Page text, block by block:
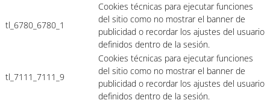
tl_6780_6780_1
Cookies técnicas para ejecutar funciones
del sitio como no mostrar el banner de
publicidad o recordar los ajustes del usuario
definidos dentro de la sesión.
tl_7111_7111_9
Cookies técnicas para ejecutar funciones
del sitio como no mostrar el banner de
publicidad o recordar los ajustes del usuario
definidos dentro de la sesión.